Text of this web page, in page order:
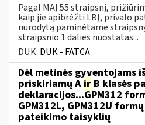
Pagal MAĮ 55 straipsnį,
kaip jie apibrėžti LBĮ, privalo
nurodytą paminėtame
straipsnio 1 dalies nuostatas...
DUK: DUK - FATCA
Dėl metinės gyventojams
priskiriamų A ir B klasės
deklaracijos...GPM312
GPM312L, GPM312U
pateikimo taisyklių